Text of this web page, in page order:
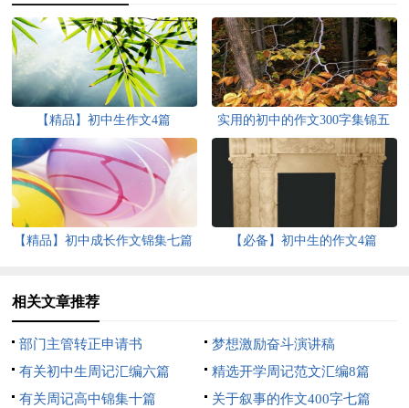
【精品】初中生作文4篇
实用的初中的作文300字集锦五
篇
【精品】初中成长作文锦集七篇 【必备】初中生的作文4篇
相关文章推荐
部门主管转正申请书
梦想激励奋斗演讲稿
有关初中生周记汇编六篇
精选开学周记范文汇编8篇
有关周记高中锦集十篇
关于叙事的作文400字七篇